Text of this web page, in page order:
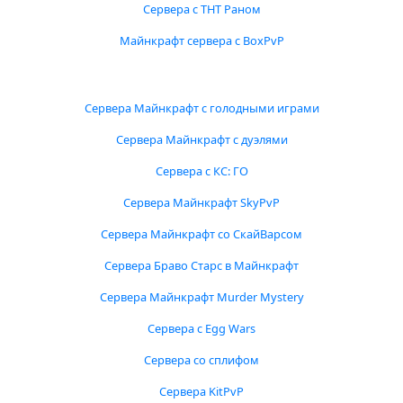
Сервера с ТНТ Раном
Майнкрафт сервера с BoxPvP
Сервера Майнкрафт с голодными играми
Сервера Майнкрафт с дуэлями
Сервера с КС: ГО
Сервера Майнкрафт SkyPvP
Сервера Майнкрафт со СкайВарсом
Сервера Браво Старс в Майнкрафт
Сервера Майнкрафт Murder Mystery
Сервера с Egg Wars
Сервера со сплифом
Сервера KitPvP